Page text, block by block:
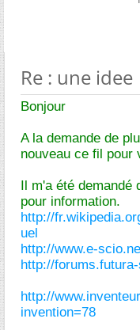
Re : une idee
Bonjour
A la demande de
nouveau ce fil pour
Il m'a été demandé
pour information.
http://
uel
http://www.e-
http://
http://
invention=78